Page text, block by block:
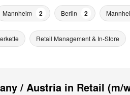
Mannheim 2 Berlin 2
Retail Management & In-Store
/ Austria in Retail (m/